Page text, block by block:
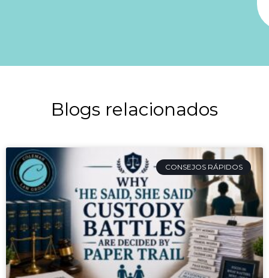
Blogs relacionados
CONSEJOS RÁPIDOS